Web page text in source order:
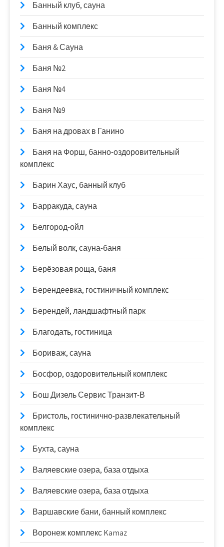
Банный клуб, сауна
Банный комплекс
Баня & Сауна
Баня №2
Баня №4
Баня №9
Баня на дровах в Ганино
Баня на Форш, банно-оздоровительный
комплекс
Барин Хаус, банный клуб
Барракуда, сауна
Белгород-ойл
Белый волк, сауна-баня
Берёзовая роща, баня
Берендеевка, гостиничный комплекс
Берендей, ландшафтный парк
Благодать, гостиница
Бориваж, сауна
Босфор, оздоровительный комплекс
Бош Дизель Сервис Транзит-В
Бристоль, гостинично-развлекательный
комплекс
Бухта, сауна
Валяевские озера, база отдыха
Валяевские озера, база отдыха
Варшавские бани, банный комплекс
Воронеж комплекс Kamaz